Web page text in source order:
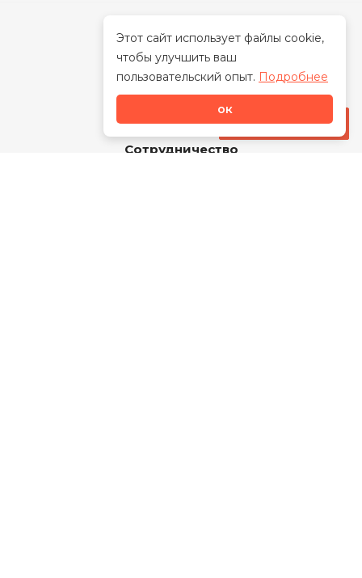
Этот сайт использует файлы cookie,
чтобы улучшить ваш
пользовательский опыт. Подробнее
ок
О нас
Сотрудничество
Стать дилером